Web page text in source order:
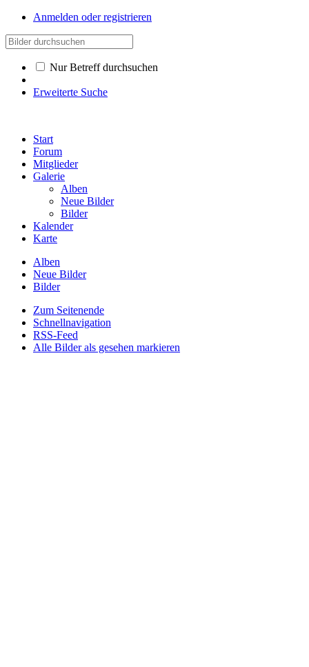
Anmelden oder registrieren
Nur Betreff durchsuchen
Erweiterte Suche
Start
Forum
Mitglieder
Galerie
Alben
Neue Bilder
Bilder
Kalender
Karte
Alben
Neue Bilder
Bilder
Zum Seitenende
Schnellnavigation
RSS-Feed
Alle Bilder als gesehen markieren